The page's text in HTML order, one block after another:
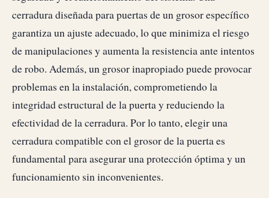
cerradura diseñada para puertas de un grosor específico
garantiza un ajuste adecuado, lo que minimiza el riesgo
de manipulaciones y aumenta la resistencia ante intentos
de robo. Además, un grosor inapropiado puede provocar
problemas en la instalación, comprometiendo la
integridad estructural de la puerta y reduciendo la
efectividad de la cerradura. Por lo tanto, elegir una
cerradura compatible con el grosor de la puerta es
fundamental para asegurar una protección óptima y un
funcionamiento sin inconvenientes.